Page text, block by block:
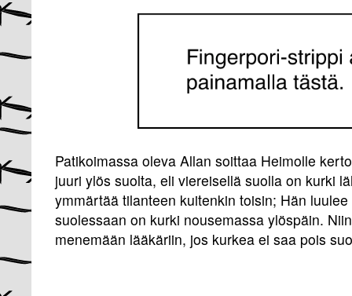
Patikoimassa oleva Allan soittaa Heimolle
juuri ylös suolta, eli viereisellä suolla on kurki
ymmärtää tilanteen kuitenkin toisin; Hän
suolessaan on kurki nousemassa ylöspäin.
menemään lääkäriin, jos kurkea ei saa pois